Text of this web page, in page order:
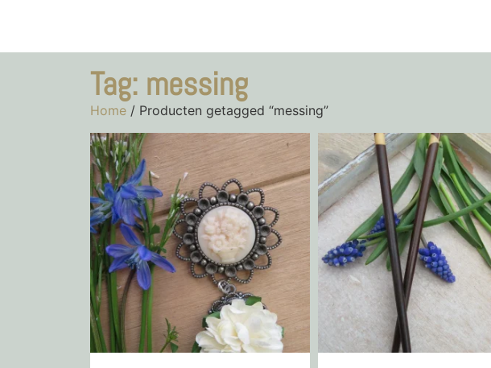
Tag: messing
Home / Producten getagged “messing”